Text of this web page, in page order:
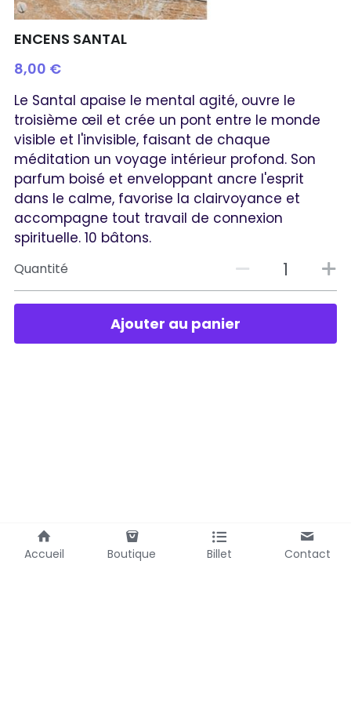
ENCENS SANTAL
8,00 €
Le Santal apaise le mental agité, ouvre le
troisième œil et crée un pont entre le monde
visible et l'invisible, faisant de chaque
méditation un voyage intérieur profond. Son
parfum boisé et enveloppant ancre l'esprit
dans le calme, favorise la clairvoyance et
accompagne tout travail de connexion
spirituelle. 10 bâtons.
Quantité
Ajouter au panier
Accueil Boutique Billet Contact